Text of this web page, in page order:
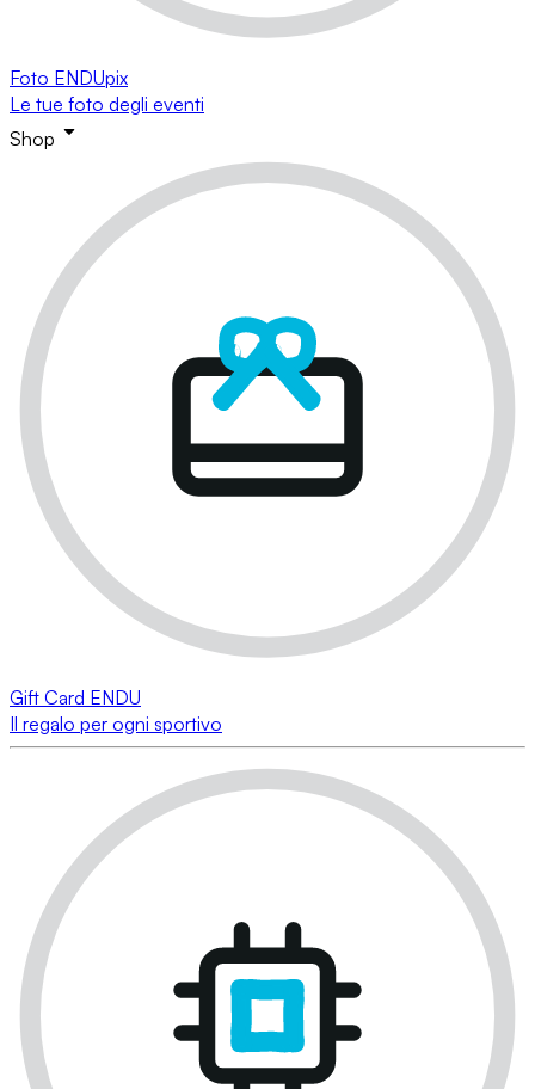
Foto ENDUpix
Le tue foto degli eventi
Shop
Gift Card ENDU
Il regalo per ogni sportivo